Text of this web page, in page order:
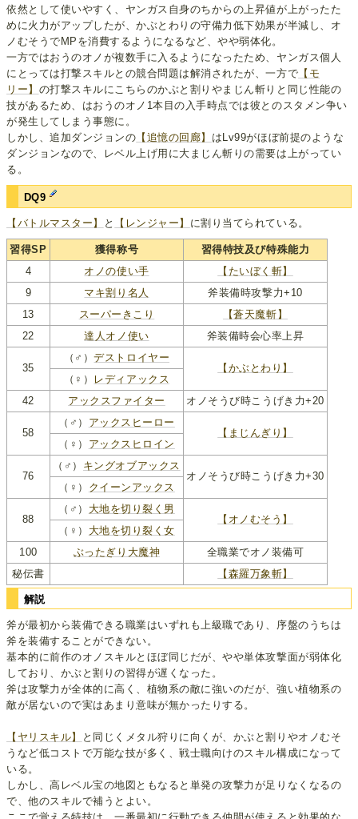
依然として使いやすく、ヤンガス自身のちからの上昇値が上がったた
めに火力がアップしたが、かぶとわりの守備力低下効果が半減し、オ
ノむそうでMPを消費するようになるなど、やや弱体化。
一方ではおうのオノが複数手に入るようになったため、ヤンガス個人
にとっては打撃スキルとの競合問題は解消されたが、一方で 【モ
リー】 の打撃スキルにこちらのかぶと割りやまじん斬りと同じ性能の
技があるため、はおうのオノ1本目の入手時点では彼とのスタメン争い
が発生してしまう事態に。
しかし、追加ダンジョンの 【追憶の回廊】 はLv99がほぼ前提のような
ダンジョンなので、レベル上げ用に大まじん斬りの需要は上がってい
る。
DQ9
【バトルマスター】 と 【レンジャー】 に割り当てられている。
習得SP 獲得称号
習得特技及び特殊能力
4
オノの使い手
【たいぼく斬】
9
マキ割り名人
斧装備時攻撃力+10
13
スーパーきこり
【蒼天魔斬】
22
達人オノ使い 斧装備時会心率上昇
35
（♂）デストロイヤー
【かぶとわり】
（♀）
レディアックス
42
アックスファイター オノそうび時こうげき力+20
58
（♂） アックスヒーロー
【まじんぎり】
（♀） アックスヒロイン
76
（♂） キングオブアックス
オノそうび時こうげき力+30
（♀） クイーンアックス
88
（♂） 大地を切り裂く男
【オノむそう】
（♀） 大地を切り裂く女
100
ぶったぎり大魔神
全職業でオノ装備可
秘伝書
【森羅万象斬】
解説
斧が最初から装備できる職業はいずれも上級職であり、序盤のうちは
斧を装備することができない。
基本的に前作のオノスキルとほぼ同じだが、やや単体攻撃面が弱体化
しており、かぶと割りの習得が遅くなった。
斧は攻撃力が全体的に高く、植物系の敵に強いのだが、強い植物系の
敵が居ないので実はあまり意味が無かったりする。
【ヤリスキル】
と同じくメタル狩りに向くが、かぶと割りやオノむそ
うなど低コストで万能な技が多く、戦士職向けのスキル構成になって
いる。
しかし、高レベル宝の地図ともなると単発の攻撃力が足りなくなるの
で、他のスキルで補うとよい。